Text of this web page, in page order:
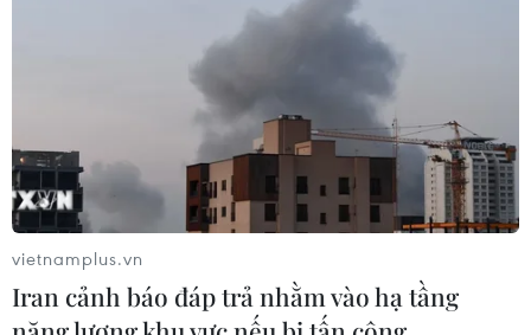
#HDBank #DongABank #PNB
#Vốn điều lệ
vietnamplus.vn
Iran cảnh báo đáp trả nhằm vào hạ tầng